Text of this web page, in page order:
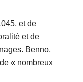
et de
et de
Benno,
« nombreux